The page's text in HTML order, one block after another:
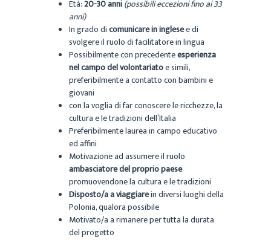
Età:20-30 anni(possibili eccezioni fino ai 33
anni)
In grado dicomunicare in inglesee di
svolgere il ruolo di facilitatore in lingua
Possibilmente con precedenteesperienza
nel campo del volontariatoe simili,
preferibilmente a contatto con bambini e
giovani
con la voglia di far conoscere le ricchezze, la
cultura e le tradizioni dell’Italia
Preferibilmente laurea in campo educativo
ed affini
Motivazione ad assumere il ruolo
ambasciatore del proprio paese
promuovendone la cultura e le tradizioni
Disposto/a a viaggiarein diversi luoghi della
Polonia, qualora possibile
Motivato/a a rimanere per tutta la durata
del progetto